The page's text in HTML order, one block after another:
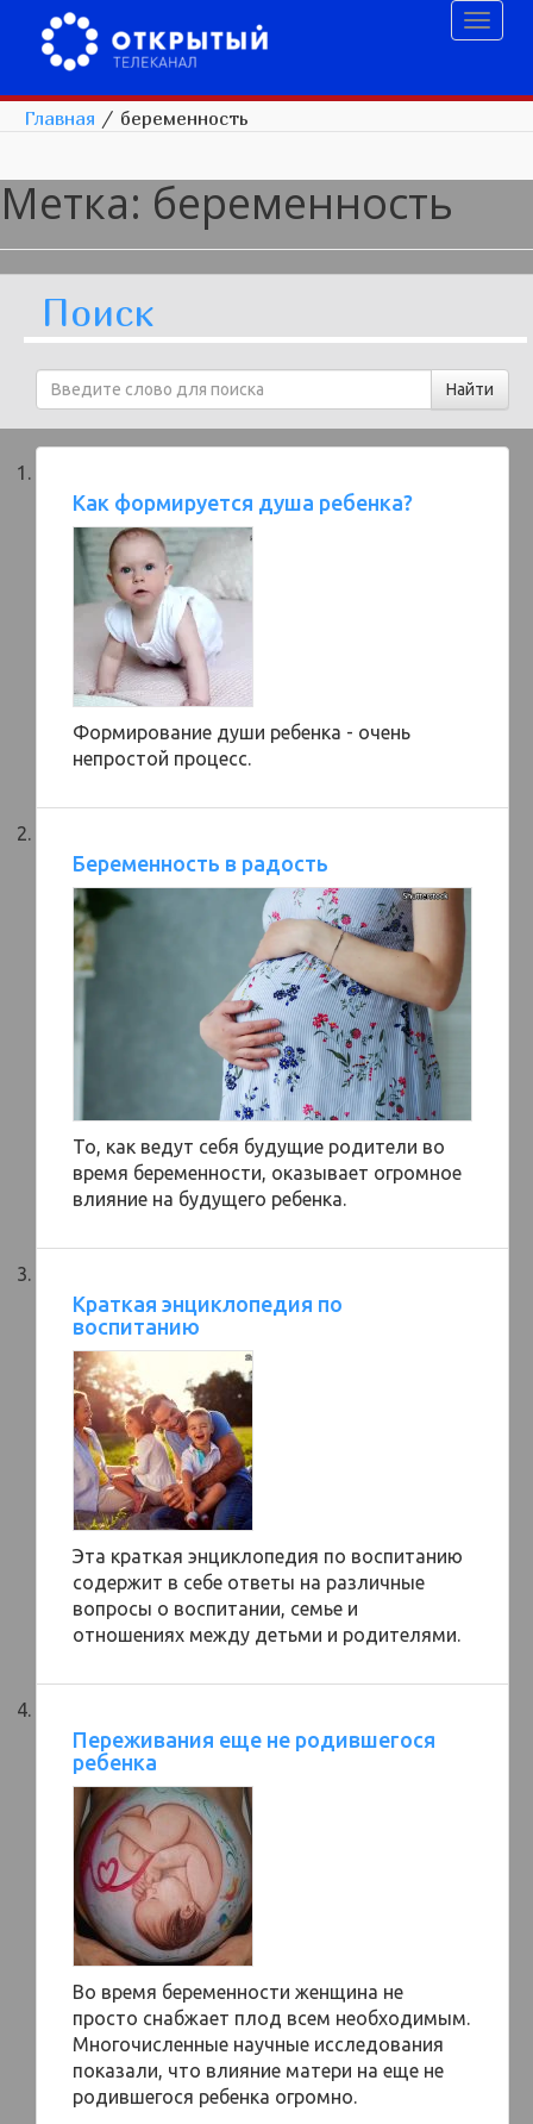
Главная / беременность
Метка: беременность
Поиск
Как формируется душа ребенка?
Формирование души ребенка - очень
непростой процесс.
Беременность в радость
То, как ведут себя будущие родители во
время беременности, оказывает огромное
влияние на будущего ребенка.
Краткая энциклопедия по
воспитанию
Эта краткая энциклопедия по воспитанию
содержит в себе ответы на различные
вопросы о воспитании, семье и
отношениях между детьми и родителями.
Переживания еще не родившегося
ребенка
Во время беременности женщина не
просто снабжает плод всем необходимым.
Многочисленные научные исследования
показали, что влияние матери на еще не
родившегося ребенка огромно.